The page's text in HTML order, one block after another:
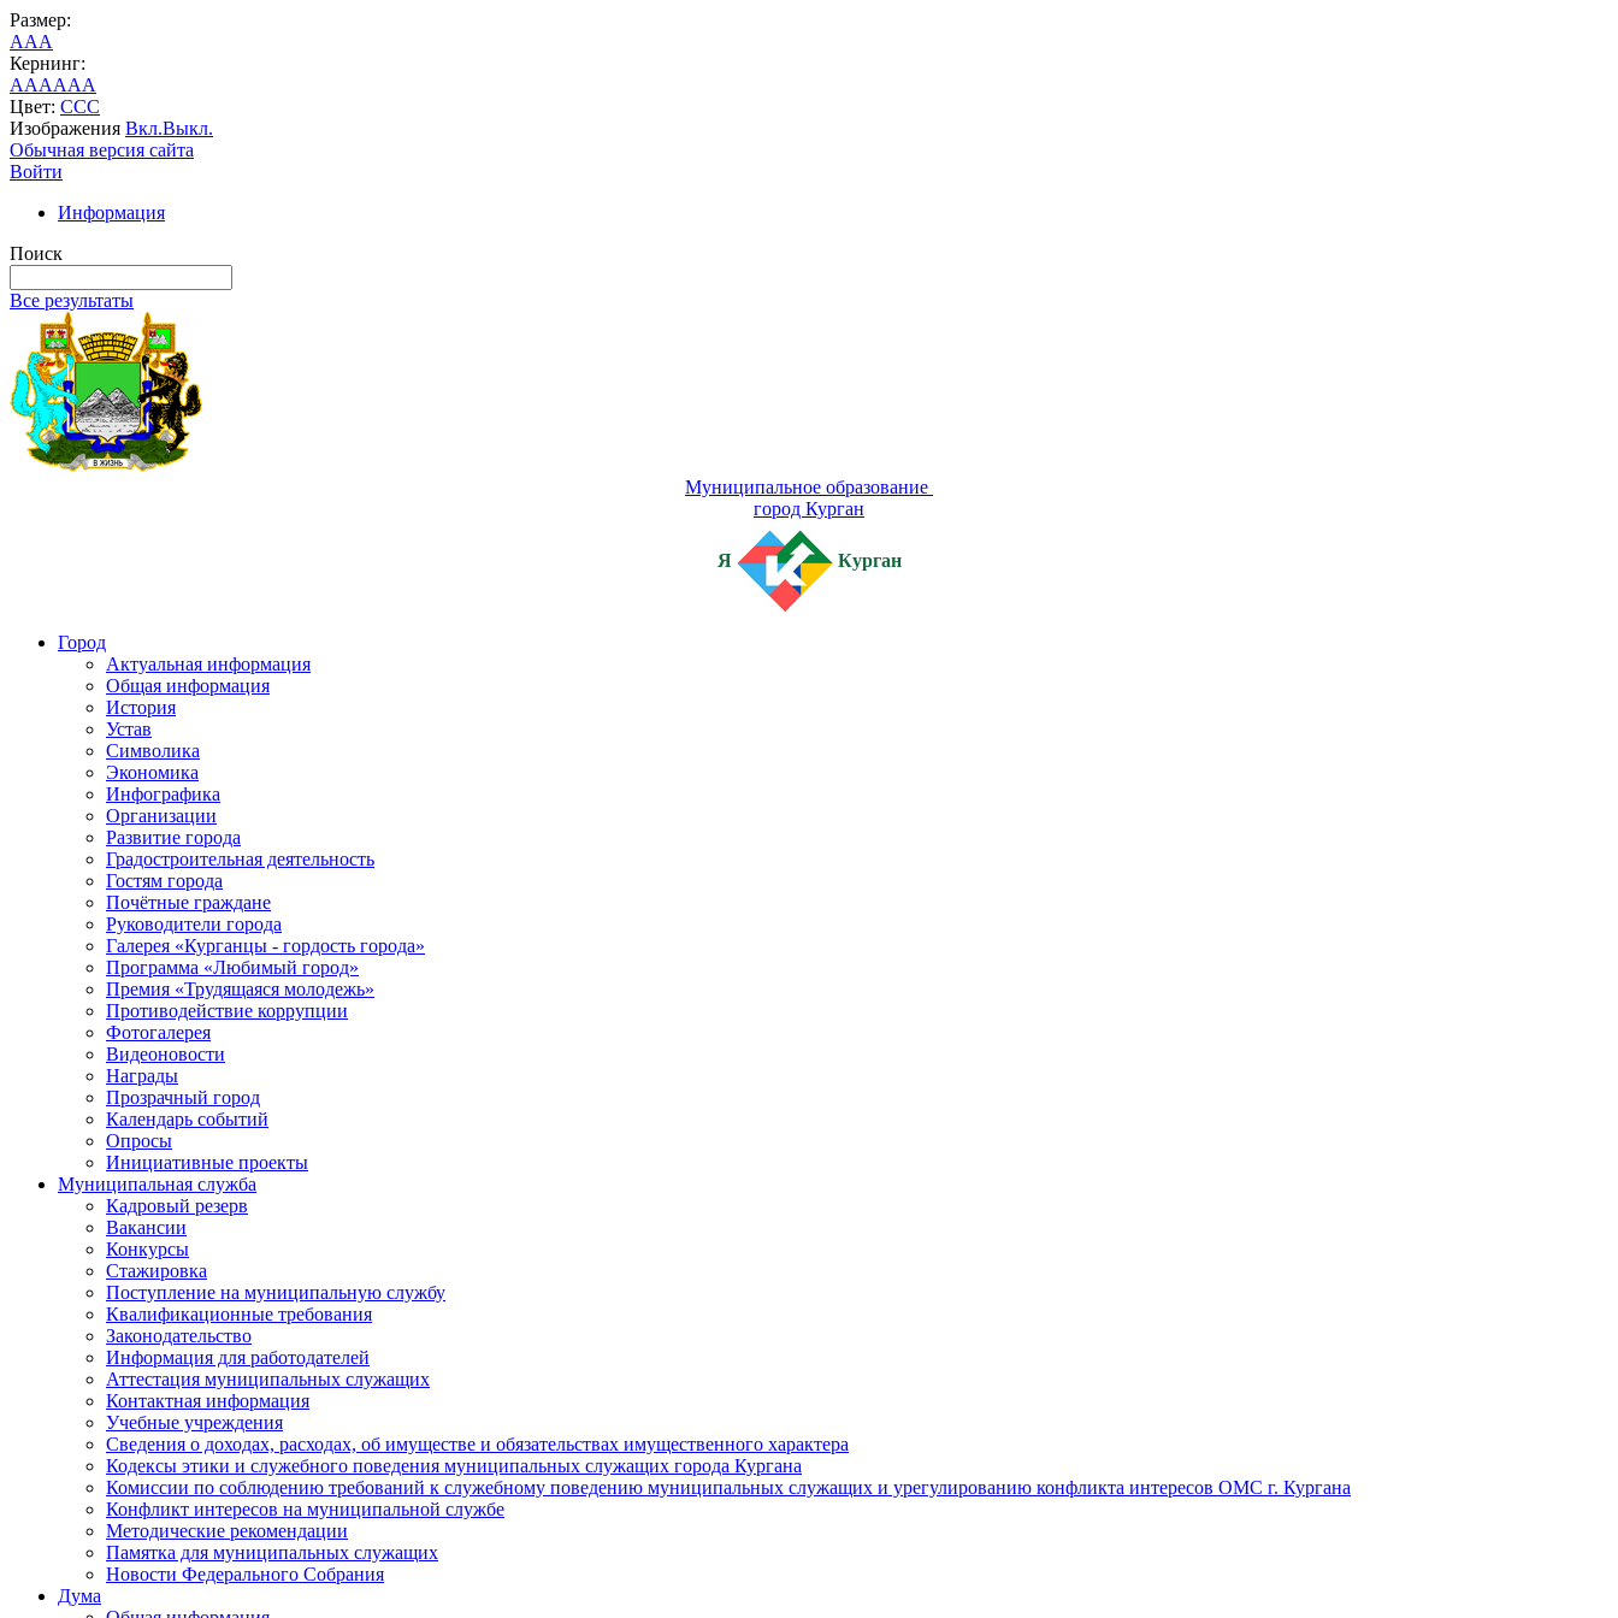
Размер:
AAA
Кернинг:
AAAAAA
Цвет: CCC
Изображения Вкл.Выкл.
Обычная версия сайта
Войти
Информация
Поиск
Все результаты
Муниципальное образование
город Курган
Я Курган
Город
Актуальная информация
Общая информация
История
Устав
Символика
Экономика
Инфографика
Организации
Развитие города
Градостроительная деятельность
Гостям города
Почётные граждане
Руководители города
Галерея «Курганцы - гордость города»
Программа «Любимый город»
Премия «Трудящаяся молодежь»
Противодействие коррупции
Фотогалерея
Видеоновости
Награды
Прозрачный город
Календарь событий
Опросы
Инициативные проекты
Муниципальная служба
Кадровый резерв
Вакансии
Конкурсы
Стажировка
Поступление на муниципальную службу
Квалификационные требования
Законодательство
Информация для работодателей
Аттестация муниципальных служащих
Контактная информация
Учебные учреждения
Сведения о доходах, расходах, об имуществе и обязательствах имущественного характера
Кодексы этики и служебного поведения муниципальных служащих города Кургана
Комиссии по соблюдению требований к служебному поведению муниципальных служащих и урегулированию конфликта интересов ОМС г. Кургана
Конфликт интересов на муниципальной службе
Методические рекомендации
Памятка для муниципальных служащих
Новости Федерального Cобрания
Дума